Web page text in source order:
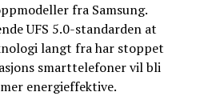
fra Samsung.
UFS 5.0-standarden at
langt fra har stoppet
smarttelefoner vil bli
energieffektive.